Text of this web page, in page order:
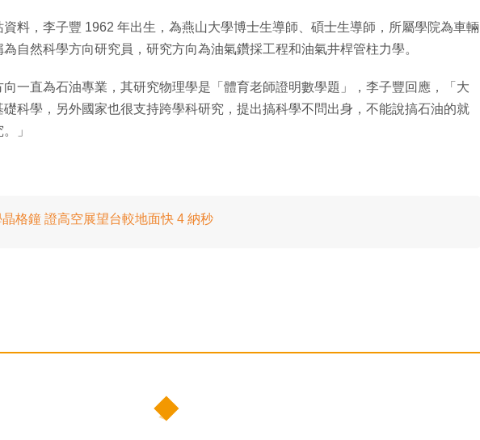
料，李子豐 1962 年出生，為燕山大學博士生導師、碩士生導師，所屬學院為車輛
自然科學方向研究員，研究方向為油氣鑽採工程和油氣井桿管柱力學。
一直為石油專業，其研究物理學是「體育老師證明數學題」，李子豐回應，「大
科學，另外國家也很支持跨學科研究，提出搞科學不問出身，不能說搞石油的就
」
格鐘 證高空展望台較地面快 4 納秒